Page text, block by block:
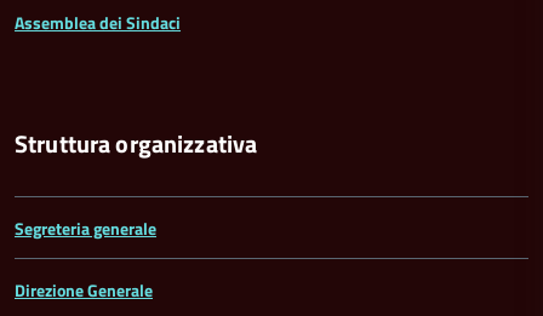
Assemblea dei Sindaci
Struttura organizzativa
Segreteria generale
Direzione Generale